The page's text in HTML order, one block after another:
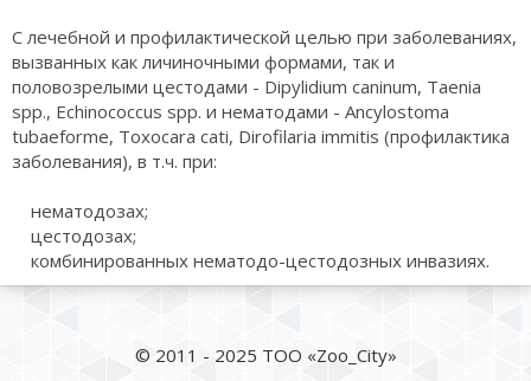
С лечебной и профилактической целью при заболеваниях,
вызванных как личиночными формами, так и
половозрелыми цестодами - Dipylidium caninum, Taenia
spp., Echinococcus spp. и нематодами - Ancylostoma
tubaeforme, Toxocara cati, Dirofilaria immitis (профилактика
заболевания), в т.ч. при:
нематодозах;
цестодозах;
комбинированных нематодо-цестодозных инвазиях.
© 2011 - 2025 ТОО «Zoo_City»